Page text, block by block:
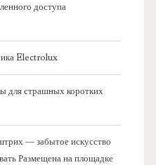
доступа
Electrolux
для страшных коротких
— забытое искусство
Размещена на площадке